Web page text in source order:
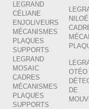
LEGRAND
CÉLIANE
ENJOLIVEURS
MÉCANISMES
PLAQUES
SUPPORTS
LEGRAND
MOSAIC
CADRES
MÉCANISMES
PLAQUES
SUPPORTS
NILOÉ
OTÉO
DE